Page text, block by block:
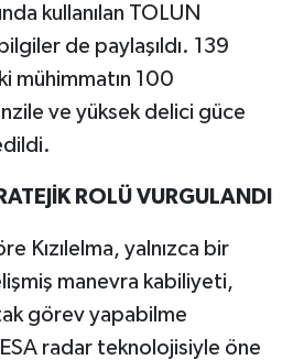
kullanılan TOLUN
de paylaşıldı. 139
mühimmatın 100
ve yüksek delici güce
ROLÜ VURGULANDI
Kızılelma, yalnızca bir
manevra kabiliyeti,
görev yapabilme
radar teknolojisiyle öne